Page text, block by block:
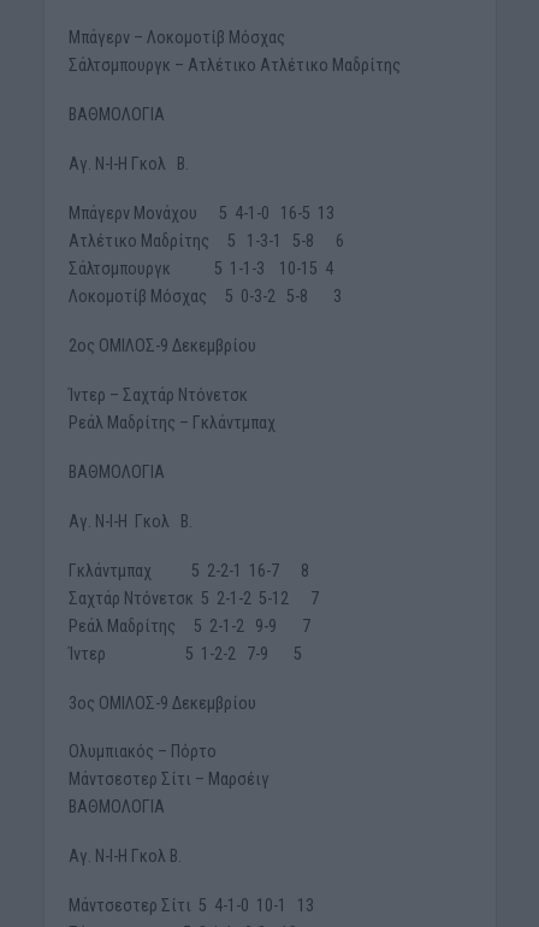
Μπάγερν – Λοκομοτίβ Μόσχας
Σάλτσμπουργκ – Ατλέτικο Ατλέτικο Μαδρίτης
ΒΑΘΜΟΛΟΓΙΑ
Αγ. Ν-Ι-Η Γκολ Β.
Μπάγερν Μονάχου 5 4-1-0 16-5 13
Ατλέτικο Μαδρίτης 5 1-3-1 5-8 6
Σάλτσμπουργκ 5 1-1-3 10-15 4
Λοκομοτίβ Μόσχας 5 0-3-2 5-8 3
2ος ΟΜΙΛΟΣ-9 Δεκεμβρίου
Ίντερ – Σαχτάρ Ντόνετσκ
Ρεάλ Μαδρίτης – Γκλάντμπαχ
ΒΑΘΜΟΛΟΓΙΑ
Αγ. Ν-Ι-Η Γκολ Β.
Γκλάντμπαχ 5 2-2-1 16-7 8
Σαχτάρ Ντόνετσκ 5 2-1-2 5-12 7
Ρεάλ Μαδρίτης 5 2-1-2 9-9 7
Ίντερ 5 1-2-2 7-9 5
3ος ΟΜΙΛΟΣ-9 Δεκεμβρίου
Ολυμπιακός – Πόρτο
Μάντσεστερ Σίτι – Μαρσέιγ
ΒΑΘΜΟΛΟΓΙΑ
Αγ. Ν-Ι-Η Γκολ Β.
Μάντσεστερ Σίτι 5 4-1-0 10-1 13